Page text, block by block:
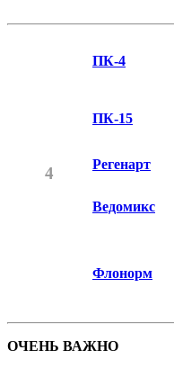
4
ПК-4
ПК-15
Регенарт
Ведомикс
Флонорм
ОЧЕНЬ ВАЖНО